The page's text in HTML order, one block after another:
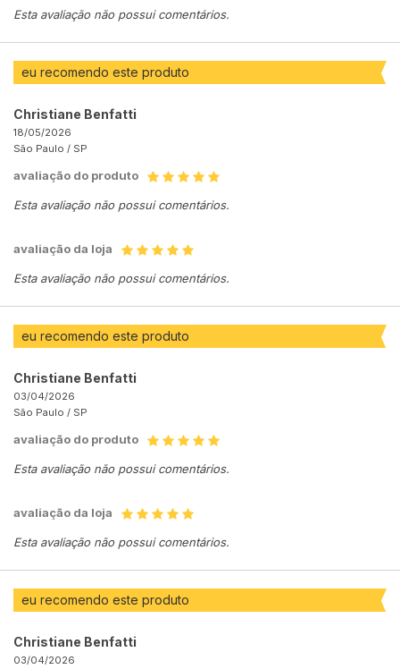
Esta avaliação não possui comentários.
eu recomendo este produto
Christiane Benfatti
18/05/2026
São Paulo / SP
avaliação do produto
Esta avaliação não possui comentários.
avaliação da loja
Esta avaliação não possui comentários.
eu recomendo este produto
Christiane Benfatti
03/04/2026
São Paulo / SP
avaliação do produto
Esta avaliação não possui comentários.
avaliação da loja
Esta avaliação não possui comentários.
eu recomendo este produto
Christiane Benfatti
03/04/2026